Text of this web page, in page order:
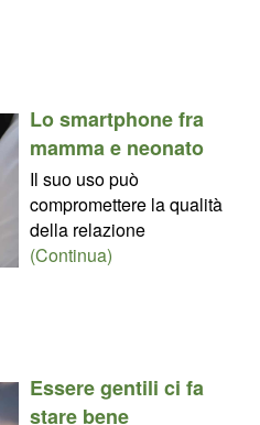
Lo smartphone fra
mamma e neonato
Il suo uso può
compromettere la qualità
della relazione
(Continua)
Essere gentili ci fa
stare bene